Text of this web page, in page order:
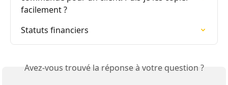
facilement ?
Statuts financiers
Avez-vous trouvé la réponse à votre question ?